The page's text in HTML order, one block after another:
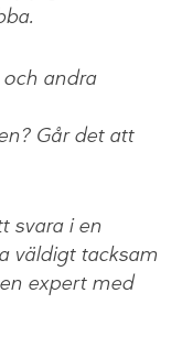
andra
Går det att
svara i en
väldigt tacksam
expert med